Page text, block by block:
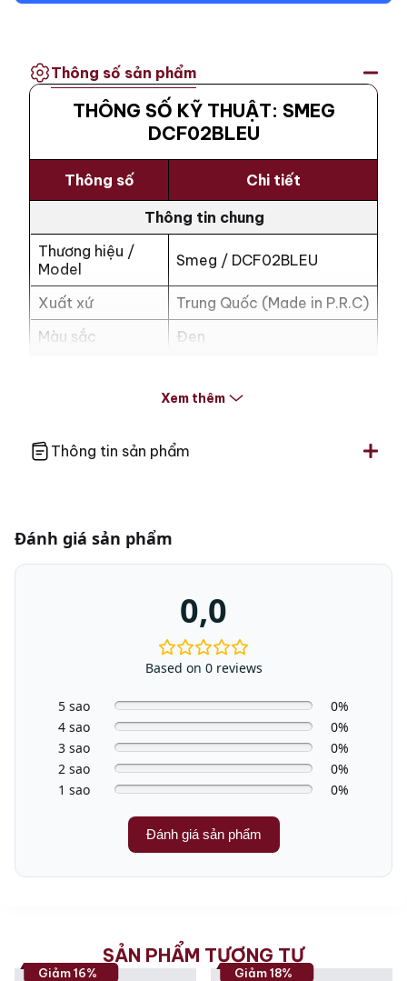
Thông số sản phẩm
Thông tin sản phẩm
THÔNG SỐ KỸ THUẬT: SMEG
DCF02BLEU
Thông số Chi tiết
Thông tin chung
Thương hiệu /
Model
Smeg / DCF02BLEU
Xuất xứ
Trung Quốc (Made in P.R.C)
Màu sắc
Đen
Công suất
1050W
Bình đựng nguyên liệu (cà
phê): 1.25 Lít
24 – 24.5 x 25.6 – 26 x 36
– 36.1 cm
Khối lượng
3.4 kg
Xem thêm
Đánh giá sản phẩm
0,0
Based on 0 reviews
5 sao
0%
4 sao
0%
3 sao
0%
2 sao
0%
1 sao
0%
Đánh giá sản phẩm
SẢN PHẨM TƯƠNG TỰ
Giảm 16% Giảm 18%